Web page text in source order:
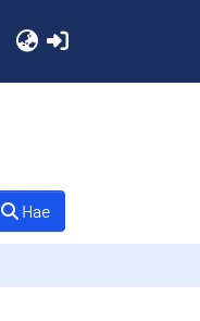
Hae